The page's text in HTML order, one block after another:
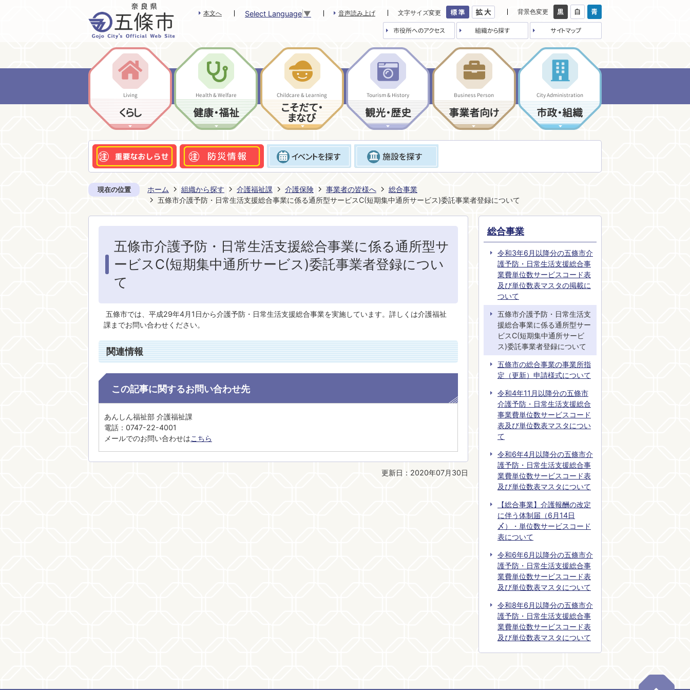
本文へ Select Language ▼ 音声読み上げ 文字サイズ変更 背景色変更
市役所へのアクセス 組織から探す サイトマップ
Living
くらし
Health & Welfare
健康・福祉
Childcare & Learning
こそだて・
まなび
Tourism & History
観光・歴史
Business Person
事業者向け
City Administration
市政・組織
現在の位置 ホーム 組織から探す 介護福祉課 介護保険 事業者の皆様へ
総合事業
五條市介護予防・日常生活支援総合事業に係る通所型サービスC(短期集中通所サービス)委託事業者登録について
五條市介護予防・日常生活支援総合事業に係る通所型サ
ービスC(短期集中通所サービス)委託事業者登録につい
て
五條市では、平成29年4月1日から介護予防・日常生活支援総合事業を実施しています。詳しくは介護福祉
課までお問い合わせください。
関連情報
この記事に関するお問い合わせ先
あんしん福祉部 介護福祉課
電話：0747-22-4001
メールでのお問い合わせはこちら
更新日：2020年07月30日
総合事業
令和3年6月以降分の五條市介
護予防・日常生活支援総合事
業費単位数サービスコード表
及び単位数表マスタの掲載に
ついて
五條市介護予防・日常生活支
援総合事業に係る通所型サー
ビスC(短期集中通所サービ
ス)委託事業者登録について
五條市の総合事業の事業所指
定（更新）申請様式について
令和4年11月以降分の五條市
介護予防・日常生活支援総合
事業費単位数サービスコード
表及び単位数表マスタについ
て
令和6年4月以降分の五條市介
護予防・日常生活支援総合事
業費単位数サービスコード表
及び単位数表マスタについて
【総合事業】介護報酬の改定
に伴う体制届（6月14日
〆）・単位数サービスコード
表について
令和6年6月以降分の五條市介
護予防・日常生活支援総合事
業費単位数サービスコード表
及び単位数表マスタについて
令和8年6月以降分の五條市介
護予防・日常生活支援総合事
業費単位数サービスコード表
及び単位数表マスタについて